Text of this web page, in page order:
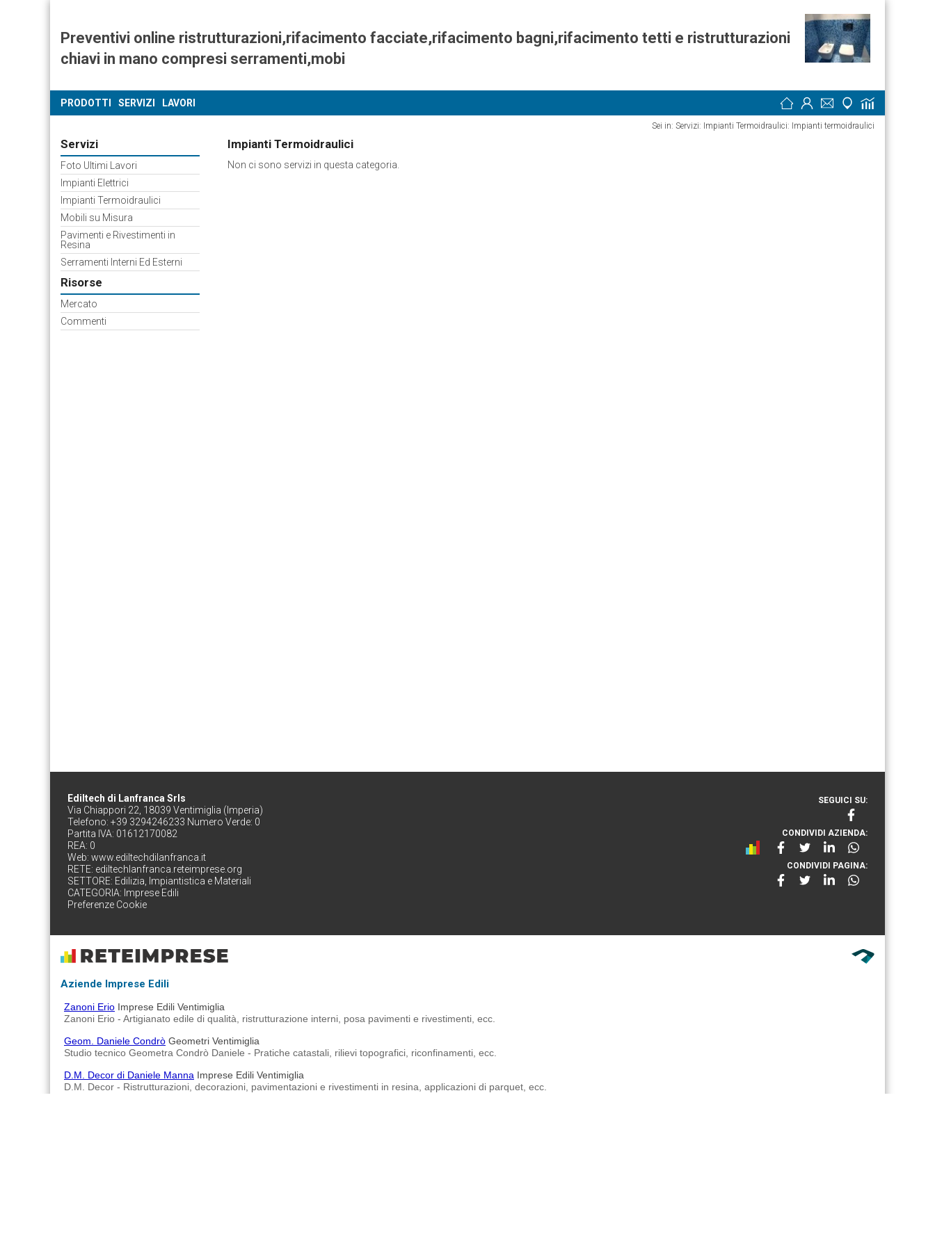
Preventivi online ristrutturazioni,rifacimento facciate,rifacimento bagni,rifacimento tetti e ristrutturazioni
chiavi in mano compresi serramenti,mobi
PRODOTTI SERVIZI LAVORI
Servizi
Foto Ultimi Lavori
Impianti Elettrici
Impianti Termoidraulici
Mobili su Misura
Pavimenti e Rivestimenti in
Resina
Serramenti Interni Ed Esterni
Risorse
Mercato
Commenti
Sei in: Servizi: Impianti Termoidraulici: Impianti termoidraulici
Impianti Termoidraulici
Non ci sono servizi in questa categoria.
Ediltech di Lanfranca Srls
Via Chiappori 22, 18039 Ventimiglia (Imperia)
Telefono: +39 3294246233 Numero Verde: 0
Partita IVA: 01612170082
REA: 0
Web: www.ediltechdilanfranca.it
RETE: ediltechlanfranca.reteimprese.org
SETTORE: Edilizia, Impiantistica e Materiali
CATEGORIA: Imprese Edili
Preferenze Cookie
SEGUICI SU:
CONDIVIDI AZIENDA:
CONDIVIDI PAGINA:
Aziende Imprese Edili
Zanoni Erio Imprese Edili Ventimiglia
Zanoni Erio - Artigianato edile di qualità, ristrutturazione interni, posa pavimenti e rivestimenti, ecc.
Geom. Daniele Condrò Geometri Ventimiglia
Studio tecnico Geometra Condrò Daniele - Pratiche catastali, rilievi topografici, riconfinamenti, ecc.
D.M. Decor di Daniele Manna Imprese Edili Ventimiglia
D.M. Decor - Ristrutturazioni, decorazioni, pavimentazioni e rivestimenti in resina, applicazioni di parquet, ecc.